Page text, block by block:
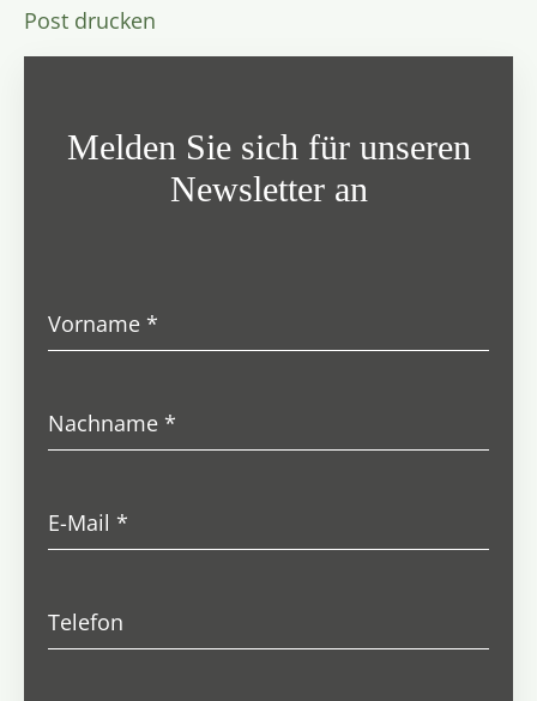
Post drucken
Melden Sie sich für unseren
Newsletter an
Vorname*
Nachname*
E-Mail*
Telefon